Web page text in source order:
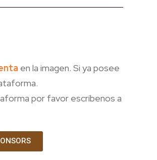
en la imagen. Si ya posee
por favor escríbenos a